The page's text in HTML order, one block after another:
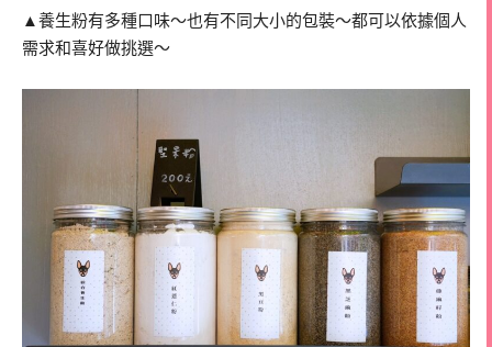
▲養生粉有多種口味～也有不同大小的包裝～都可以依據個人
需求和喜好做挑選～